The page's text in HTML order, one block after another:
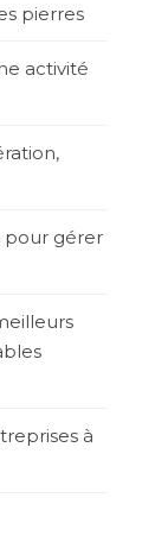
pierres
activité
pour gérer
à